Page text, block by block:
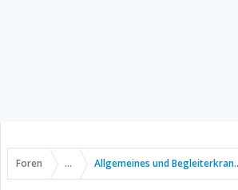
Foren ... Allgemeines und